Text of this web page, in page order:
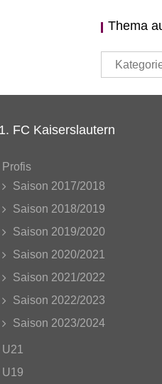
Thema
Thema
auswählen
FC Kaiserslautern
Profis
Saison 2017/2018
Saison 2018/2019
Saison 2019/2020
Saison 2020/2021
Saison 2021/2022
Saison 2022/2023
Saison 2023/2024
U21
U19